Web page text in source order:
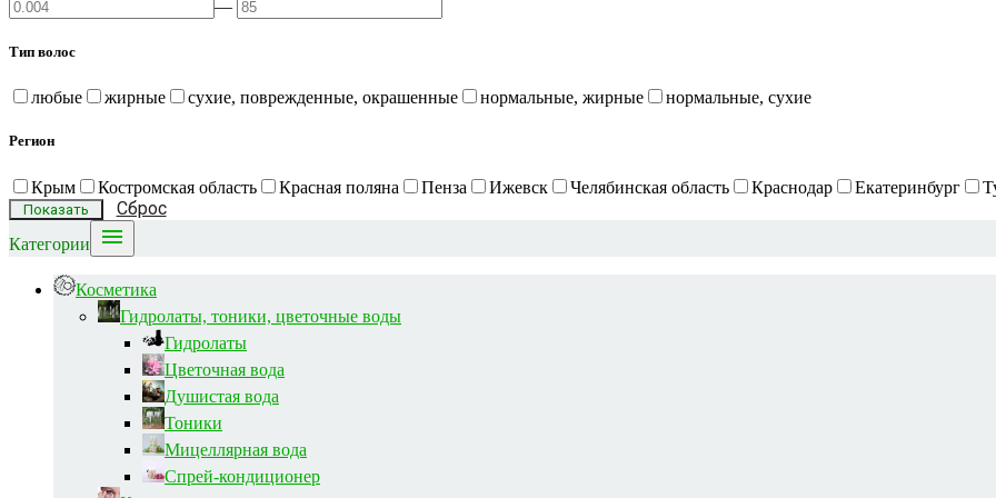
—
Тип волос
любые жирные сухие, поврежденные, окрашенные нормальные, жирные нормальные, сухие
Регион
Крым Костромская область Красная поляна Пенза Ижевск Челябинская область Краснодар Екатеринбург
Сброс
Категории 
Косметика
Гидролаты, тоники, цветочные воды
Гидролаты
Цветочная вода
Душистая вода
Тоники
Мицеллярная вода
Спрей-кондиционер